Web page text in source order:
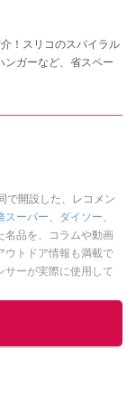
！スリコのスパイラル
ンガーなど、省スペー
で開設した、レコメン
スーパー、 ダイソー、
名品を、コラムや動画
ウトドア情報も満載で
サーが実際に使用して